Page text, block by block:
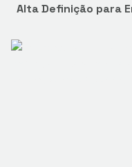
Alta Definição para